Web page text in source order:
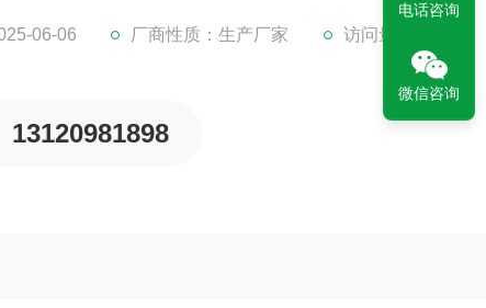
06-06 厂商性质：生产厂家 访问量：179
13120981898
电话咨询
微信咨询